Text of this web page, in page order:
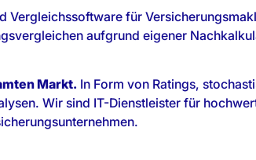
Vergleichssoftware für
aufgrund eigener
Markt. In Form von Ratings,
Wir sind IT-Dienstleister für